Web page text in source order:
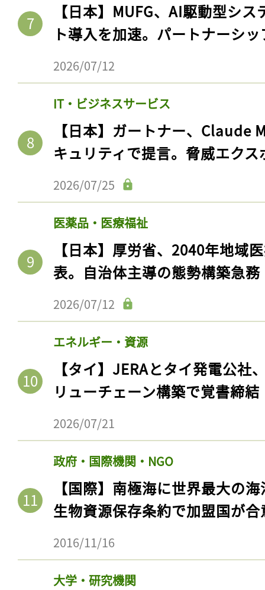
【日本】MUFG、AI駆動型シ
ト導入を加速。パートナーシ
2026/07/12
IT・ビジネスサービス
【日本】ガートナー、Claude
キュリティで提言。脅威エク
2026/07/25
医薬品・医療福祉
【日本】厚労省、2040年地域
表。自治体主導の態勢構築急務
2026/07/12
エネルギー・資源
【タイ】JERAとタイ発電公社
リューチェーン構築で覚書締結
2026/07/21
政府・国際機関・NGO
【国際】南極海に世界最大の
生物資源保存条約で加盟国が合
2016/11/16
大学・研究機関